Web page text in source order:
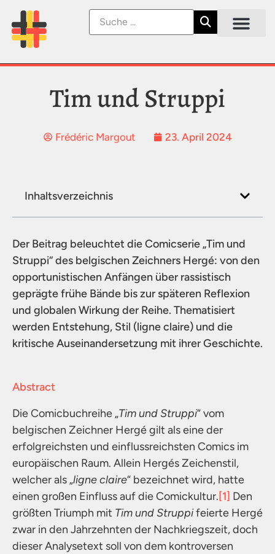
Tim und Struppi
Frédéric Margout 23. April 2024
Inhaltsverzeichnis
Der Beitrag beleuchtet die Comicserie „Tim und
Struppi“ des belgischen Zeichners Hergé: von den
opportunistischen Anfängen über rassistisch
geprägte frühe Bände bis zur späteren Reflexion
und globalen Wirkung der Reihe. Thematisiert
werden Entstehung, Stil (ligne claire) und die
kritische Auseinandersetzung mit ihrer Geschichte.
Abstract
Die Comicbuchreihe „Tim und Struppi“ vom
belgischen Zeichner Hergé gilt als eine der
erfolgreichsten und einflussreichsten Comics im
europäischen Raum. Allein Hergés Zeichenstil,
welcher als „ligne claire“ bezeichnet wird, hatte
einen großen Einfluss auf die Comickultur.[1] Den
größten Triumph mit Tim und Struppifeierte Hergé
zwar in den Jahrzehnten der Nachkriegszeit, doch
dieser Analysetext soll von dem kontroversen